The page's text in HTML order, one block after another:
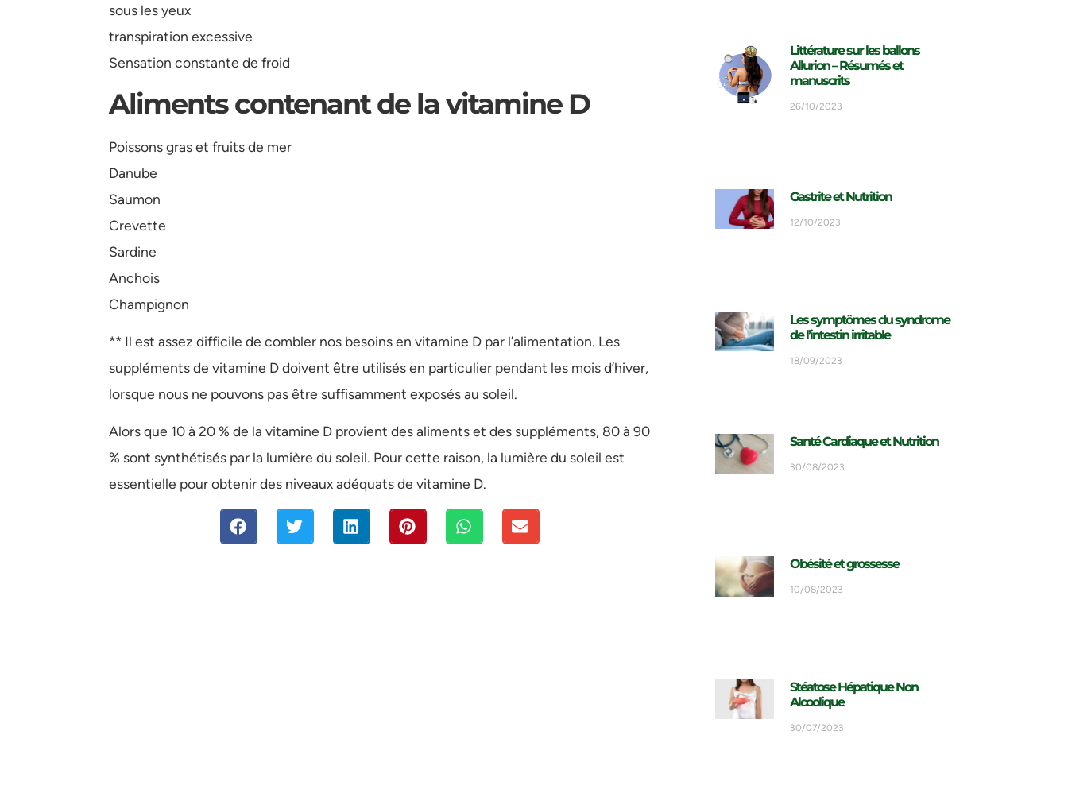
sous les yeux
transpiration excessive
Sensation constante de froid
Aliments contenant de la vitamine D
Poissons gras et fruits de mer
Danube
Saumon
Crevette
Sardine
Anchois
Champignon
** Il est assez difficile de combler nos besoins en vitamine D par l’alimentation. Les
suppléments de vitamine D doivent être utilisés en particulier pendant les mois d’hiver,
lorsque nous ne pouvons pas être suffisamment exposés au soleil.
Alors que 10 à 20 % de la vitamine D provient des aliments et des suppléments, 80 à 90
% sont synthétisés par la lumière du soleil. Pour cette raison, la lumière du soleil est
essentielle pour obtenir des niveaux adéquats de vitamine D.
Littérature sur les ballons
Allurion – Résumés et
manuscrits
26/10/2023
Gastrite et Nutrition
12/10/2023
Les symptômes du syndrome
de l’intestin irritable
18/09/2023
Santé Cardiaque et Nutrition
30/08/2023
Obésité et grossesse
10/08/2023
Stéatose Hépatique Non
Alcoolique
30/07/2023